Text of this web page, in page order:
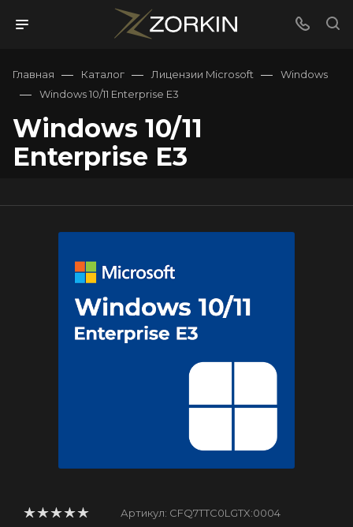
Главная — Каталог — Лицензии Microsoft — Windows
— Windows 10/11 Enterprise E3
Windows 10/11
Enterprise E3
Артикул: CFQ7TTC0LGTX:0004